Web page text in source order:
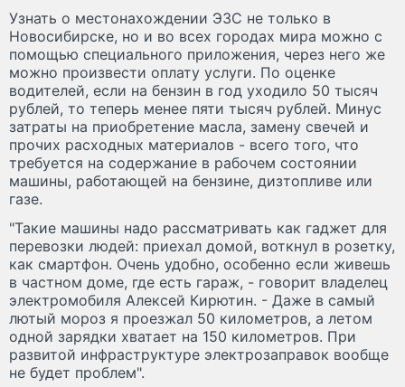
Узнать о местонахождении ЭЗС не только в
Новосибирске, но и во всех городах мира можно с
помощью специального приложения, через него же
можно произвести оплату услуги. По оценке
водителей, если на бензин в год уходило 50 тысяч
рублей, то теперь менее пяти тысяч рублей. Минус
затраты на приобретение масла, замену свечей и
прочих расходных материалов - всего того, что
требуется на содержание в рабочем состоянии
машины, работающей на бензине, дизтопливе или
газе.
"Такие машины надо рассматривать как гаджет для
перевозки людей: приехал домой, воткнул в розетку,
как смартфон. Очень удобно, особенно если живешь
в частном доме, где есть гараж, - говорит владелец
электромобиля Алексей Кирютин. - Даже в самый
лютый мороз я проезжал 50 километров, а летом
одной зарядки хватает на 150 километров. При
развитой инфраструктуре электрозаправок вообще
не будет проблем".